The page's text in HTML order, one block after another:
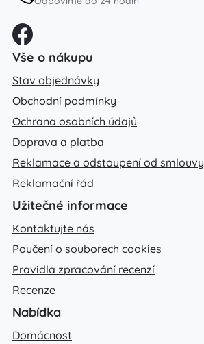
Vše o nákupu
Stav objednávky
Obchodní podmínky
Ochrana osobních údajů
Doprava a platba
Reklamace a odstoupení od smlouvy
Reklamační řád
Užitečné informace
Kontaktujte nás
Poučení o souborech cookies
Pravidla zpracování recenzí
Recenze
Nabídka
Domácnost